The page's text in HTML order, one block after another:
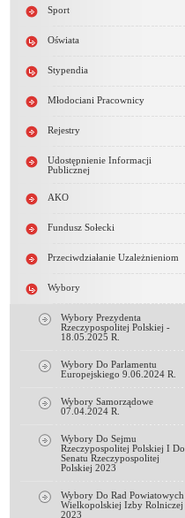
Sport
Oświata
Stypendia
Młodociani Pracownicy
Rejestry
Udostępnienie Informacji
Publicznej
AKO
Fundusz Sołecki
Przeciwdziałanie Uzależnieniom
Wybory
Wybory Prezydenta
Rzeczypospolitej Polskiej -
18.05.2025 R.
Wybory Do Parlamentu
Europejskiego 9.06.2024 R.
Wybory Samorządowe
07.04.2024 R.
Wybory Do Sejmu
Rzeczypospolitej Polskiej I Do
Senatu Rzeczypospolitej
Polskiej 2023
Wybory Do Rad Powiatowych
Wielkopolskiej Izby Rolniczej
2023